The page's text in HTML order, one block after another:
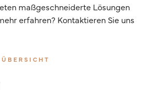
maßgeschneiderte Lösungen
erfahren? Kontaktieren Sie uns